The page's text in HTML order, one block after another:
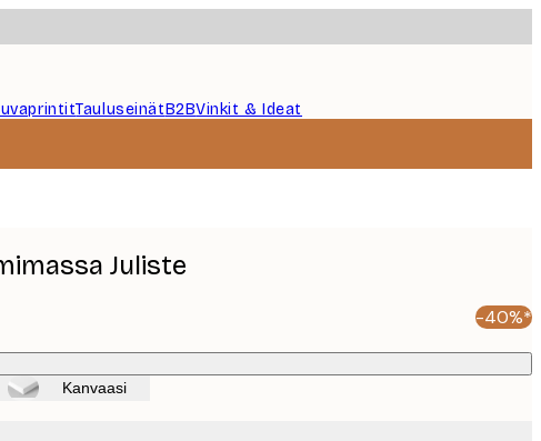
TauluseinätB2BVinkit & Ideat
Juliste
-40%*
Kanvaasi